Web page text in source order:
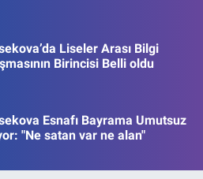
Liseler Arası Bilgi
Birincisi Belli oldu
Esnafı Bayrama Umutsuz
"Ne satan var ne alan"